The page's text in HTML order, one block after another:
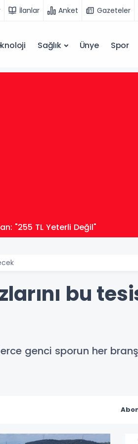
İlanlar Anket Gazeteler
Sağlık Ünye Spor
"255 TL Yeterli Değil"
bu
genci sporun her